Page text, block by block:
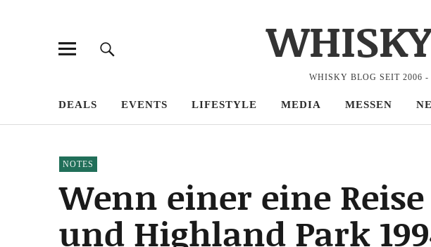
WHISKY BLOG SEIT 2006
DEALS EVENTS LIFESTYLE MEDIA MESSEN
NOTES
Wenn einer eine
und Highland Park